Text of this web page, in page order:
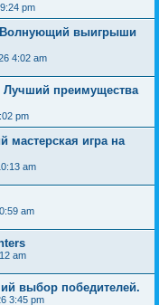
pm
Волнующий выигрыши
4:02 am
Лучший преимущества
pm
мастерская игра на
am
am
am
выбор победителей.
3:45 pm